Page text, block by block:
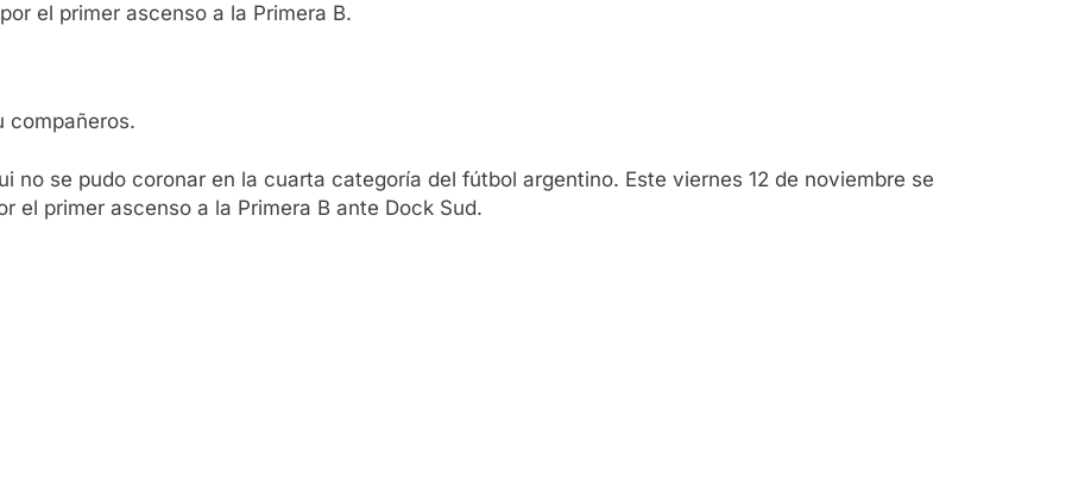
el primer ascenso a la Primera B.
compañeros.
no se pudo coronar en la cuarta categoría del fútbol argentino. Este viernes 12 de noviembre se
el primer ascenso a la Primera B ante Dock Sud.